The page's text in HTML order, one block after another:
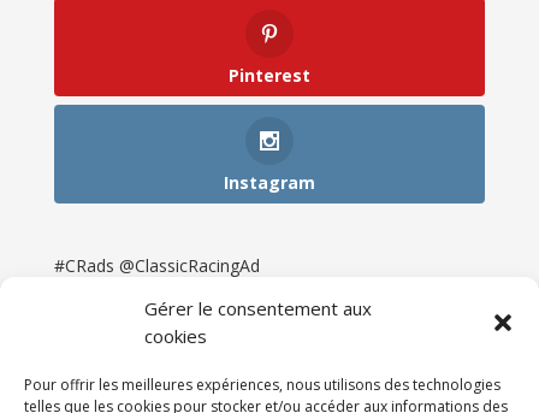
Gérer le consentement aux
cookies
Pour offrir les meilleures expériences, nous utilisons des technologies
telles que les cookies pour stocker et/ou accéder aux informations des
Pinterest
Instagram
#CRads @ClassicRacingAd